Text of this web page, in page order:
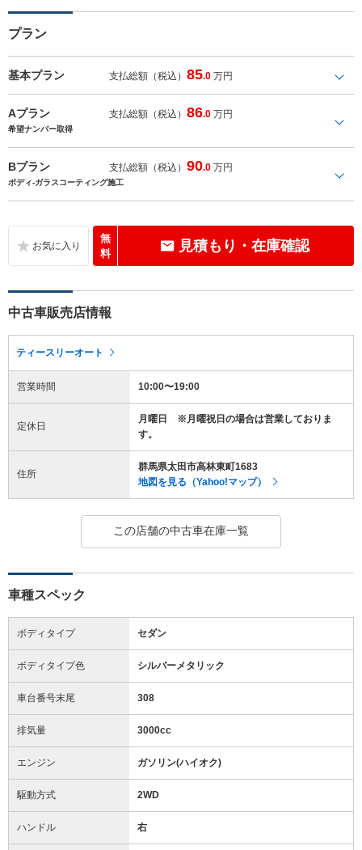
プラン
基本プラン 支払総額（税込）85.0 万円
Aプラン 支払総額（税込）86.0 万円
希望ナンバー取得
Bプラン 支払総額（税込）90.0 万円
ボディ-ガラスコーティング施工
無
料
見積もり・在庫確認
中古車販売店情報
ティースリーオート
営業時間 10:00〜19:00
定休日
月曜日 ※月曜祝日の場合は営業しておりま
す。
住所
群馬県太田市高林東町1683
地図を見る（Yahoo!マップ）
この店舗の中古車在庫一覧
車種スペック
ボディタイプ セダン
ボディタイプ色 シルバーメタリック
車台番号末尾 308
排気量 3000cc
エンジン ガソリン(ハイオク)
駆動方式 2WD
ハンドル 右